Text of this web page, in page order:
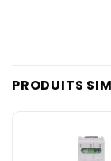
PRODUITS